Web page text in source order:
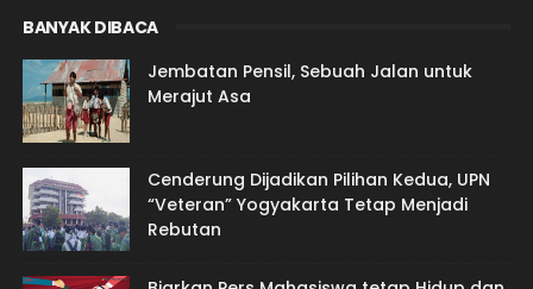
BANYAK DIBACA
Jembatan Pensil, Sebuah Jalan untuk
Merajut Asa
Cenderung Dijadikan Pilihan Kedua, UPN
“Veteran” Yogyakarta Tetap Menjadi
Rebutan